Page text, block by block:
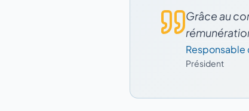
Grâce au
Président